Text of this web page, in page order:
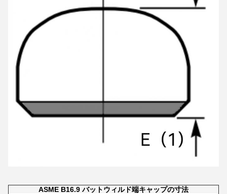
ASME B16.9 バットウィルド端キャップの寸法